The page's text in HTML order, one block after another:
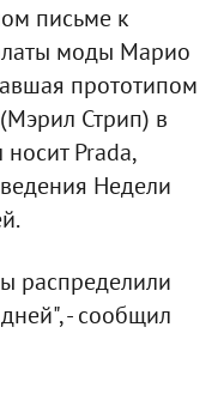
письме к
моды Марио
прототипом
Стрип) в
Prada,
Недели
распределили
- сообщил